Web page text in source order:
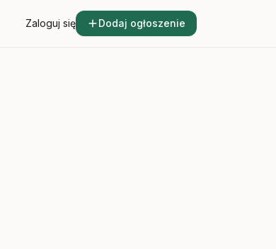
Zaloguj się Dodaj ogłoszenie